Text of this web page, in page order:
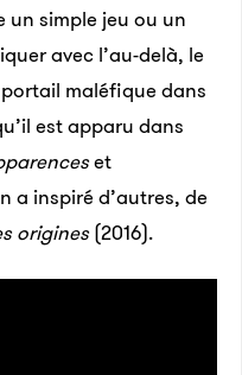
un simple jeu ou un
avec l’au-delà, le
maléfique dans
est apparu dans
et
a inspiré d’autres, de
origines(2016).